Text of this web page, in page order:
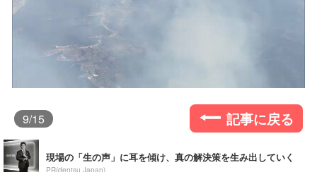
9/15 記事に戻る
現場の「生の声」に耳を傾け、真の解決策を生み出していく
PR(dentsu Japan)